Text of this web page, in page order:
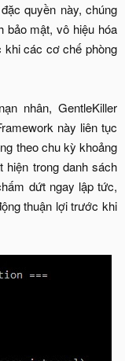
quyền này, chúng
bảo mật, vô hiệu hóa
khi các cơ chế phòng
nhân, GentleKiller
này liên tục
theo chu kỳ khoảng
hiện trong danh sách
dứt ngay lập tức,
thuận lợi trước khi